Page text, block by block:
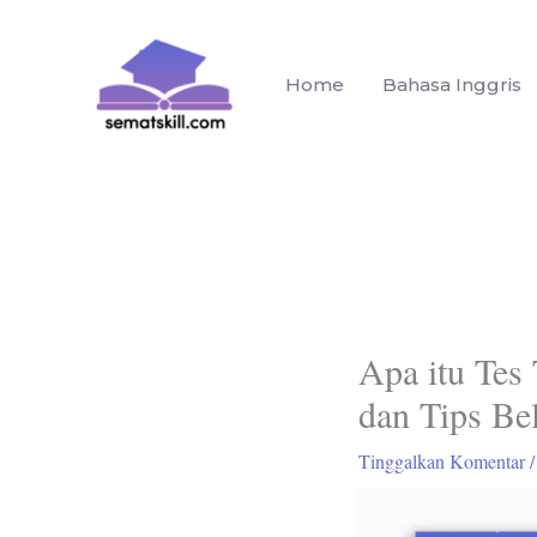
Home Bahasa Inggris
Apa itu
dan Tips
Tinggalkan Komentar /